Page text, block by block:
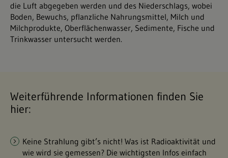
die Luft abgegeben werden und des Niederschlags, wobei
Boden, Bewuchs, pflanzliche Nahrungsmittel, Milch und
Milchprodukte, Oberflächenwasser, Sedimente, Fische und
Trinkwasser untersucht werden.
Weiterführende Informationen finden Sie
hier:
Keine Strahlung gibt’s nicht! Was ist Radioaktivität und
wie wird sie gemessen? Die wichtigsten Infos einfach